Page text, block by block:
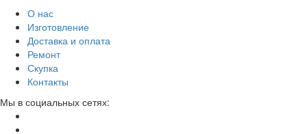
О нас
Изготовление
Доставка и оплата
Ремонт
Скупка
Контакты
Мы в социальных сетях: